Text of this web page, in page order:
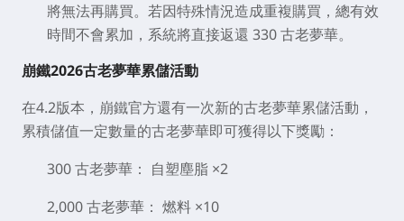
將無法再購買。若因特殊情況造成重複購買，總有效
時間不會累加，系統將直接返還 330 古老夢華。
崩鐵2026古老夢華累儲活動
在4.2版本，崩鐵官方還有一次新的古老夢華累儲活動，
累積儲值一定數量的古老夢華即可獲得以下獎勵：
300 古老夢華： 自塑塵脂 ×2
2,000 古老夢華： 燃料 ×10